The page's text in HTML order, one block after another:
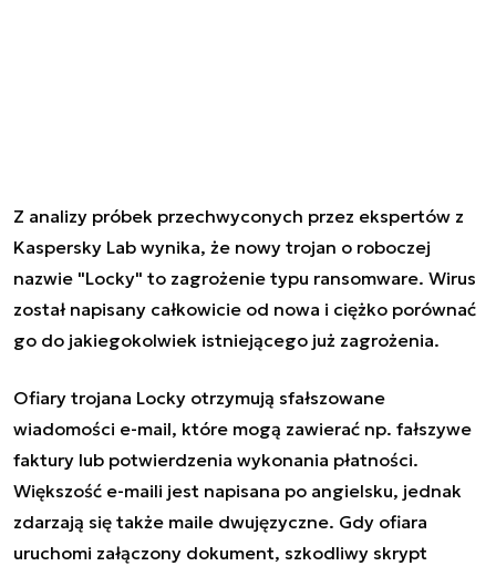
Z analizy próbek przechwyconych przez ekspertów z
Kaspersky Lab wynika, że nowy trojan o roboczej
nazwie "Locky" to zagrożenie typu ransomware. Wirus
został napisany całkowicie od nowa i ciężko porównać
go do jakiegokolwiek istniejącego już zagrożenia.
Ofiary trojana Locky otrzymują sfałszowane
wiadomości e-mail, które mogą zawierać np. fałszywe
faktury lub potwierdzenia wykonania płatności.
Większość e-maili jest napisana po angielsku, jednak
zdarzają się także maile dwujęzyczne. Gdy ofiara
uruchomi załączony dokument, szkodliwy skrypt